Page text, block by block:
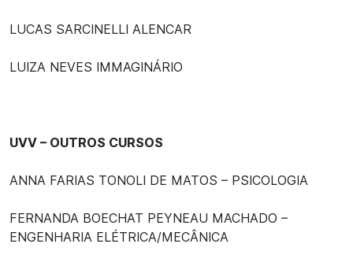
LUCAS SARCINELLI ALENCAR
LUIZA NEVES IMMAGINÁRIO
UVV – OUTROS CURSOS
ANNA FARIAS TONOLI DE MATOS – PSICOLOGIA
FERNANDA BOECHAT PEYNEAU MACHADO –
ENGENHARIA ELÉTRICA/MECÂNICA